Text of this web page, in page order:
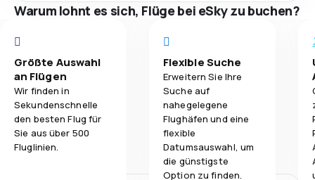
Warum lohnt es sich, Flüge bei eSky zu buchen?
Größte Auswahl
an Flügen
Wir finden in
Sekundenschnelle
den besten Flug für
Sie aus über 500
Fluglinien.
Flexible Suche
Erweitern Sie Ihre
Suche auf
nahegelegene
Flughäfen und eine
flexible
Datumsauswahl, um
die günstigste
Option zu finden.